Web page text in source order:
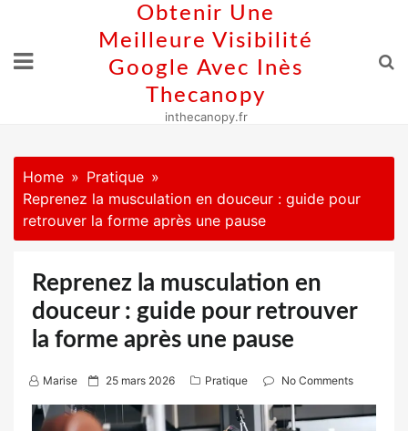
content
Obtenir Une
Meilleure Visibilité
Google Avec Inès
Thecanopy
inthecanopy.fr
Home
Pratique
Reprenez la musculation en douceur : guide pour
retrouver la forme après une pause
Reprenez la musculation en
douceur : guide pour retrouver
la forme après une pause
Marise
P
o
s
25 mars 2026 Pratique No Comments